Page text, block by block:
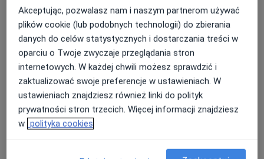
Bezpieczne płatności
OpenMed Centrum Medyczne
Urologia, Ortopedia, Endokrynologia ·Więcej
4751 opinii
Medyczna 8 lok. 138 (ROKA), Parter, wejście od ul. Honorowych Dawców Krwi, Płock
Konsultacja psychologiczna
Pokaż więcej usług
Akceptując, pozwalasz nam i naszym partnerom używać
plików cookie (lub podobnych technologii) do zbierania
danych do celów statystycznych i dostarczania treści w
oparciu o Twoje zwyczaje przeglądania stron
internetowych. W każdej chwili możesz sprawdzić i
zaktualizować swoje preferencje w ustawieniach. W
ustawieniach znajdziesz również linki do polityk
prywatności stron trzecich. Więcej informacji znajdziesz
w polityka cookies